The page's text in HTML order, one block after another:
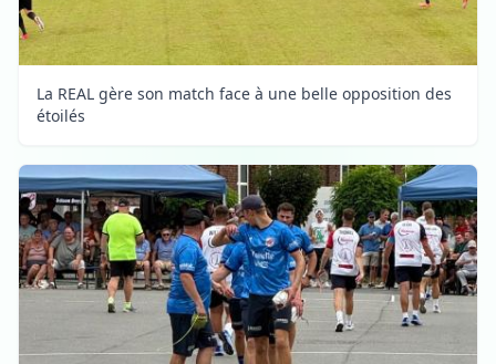
La REAL gère son match face à une belle opposition des
étoilés